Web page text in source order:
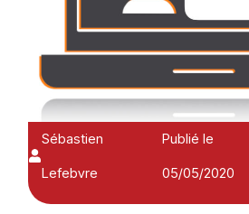
Sébastien
Lefebvre
Publié le
05/05/2020